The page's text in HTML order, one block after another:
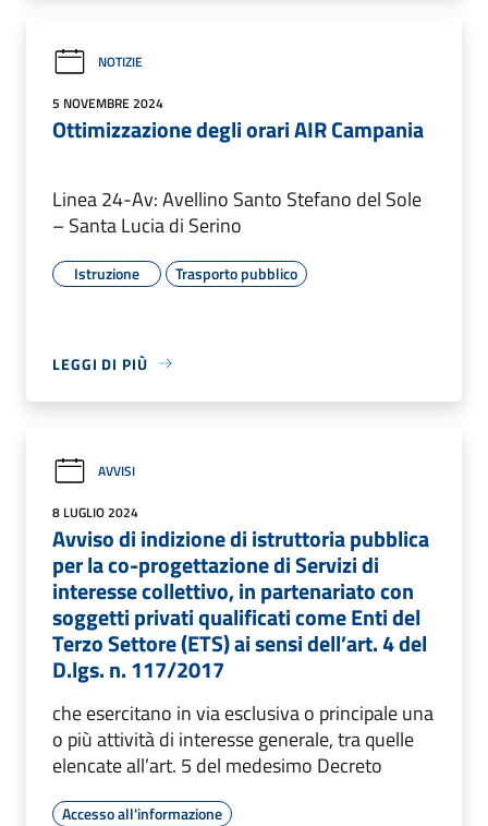
NOTIZIE
5 NOVEMBRE 2024
Ottimizzazione degli orari AIR Campania
Linea 24-Av: Avellino Santo Stefano del Sole
– Santa Lucia di Serino
Istruzione Trasporto pubblico
LEGGI DI PIÙ
AVVISI
8 LUGLIO 2024
Avviso di indizione di istruttoria pubblica
per la co-progettazione di Servizi di
interesse collettivo, in partenariato con
soggetti privati qualificati come Enti del
Terzo Settore (ETS) ai sensi dell’art. 4 del
D.lgs. n. 117/2017
che esercitano in via esclusiva o principale una
o più attività di interesse generale, tra quelle
elencate all’art. 5 del medesimo Decreto
Accesso all'informazione